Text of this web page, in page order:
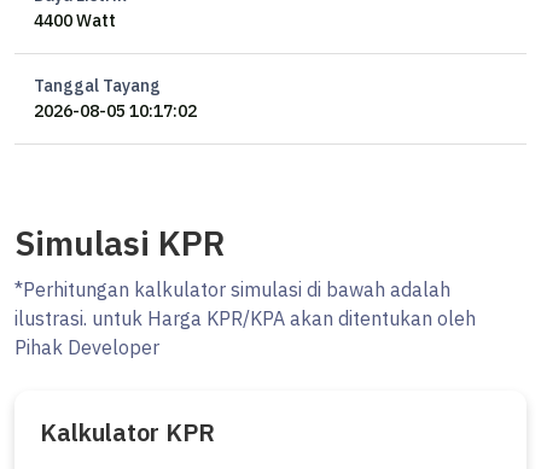
4400 Watt
Tanggal Tayang
2026-08-05 10:17:02
Simulasi KPR
*Perhitungan kalkulator simulasi di bawah adalah
ilustrasi. untuk Harga KPR/KPA akan ditentukan oleh
Pihak Developer
Kalkulator KPR